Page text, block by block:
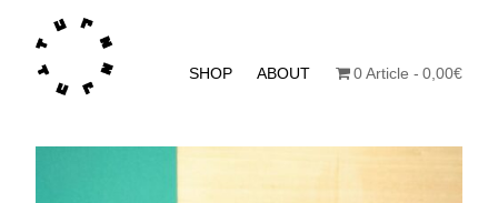
SHOP ABOUT 0 Article 0,00€